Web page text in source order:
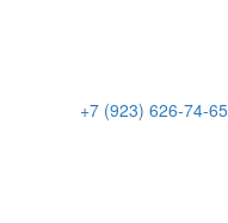
+7 (923) 626-74-65